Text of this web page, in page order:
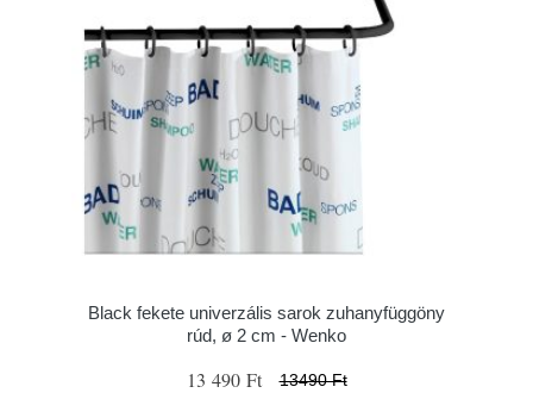
Black fekete univerzális sarok zuhanyfüggöny
rúd, ø 2 cm - Wenko
13 490 Ft 13490 Ft